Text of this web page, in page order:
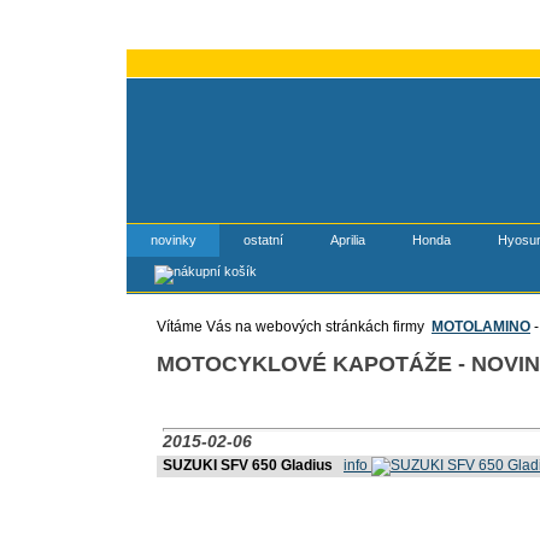
novinky ostatní Aprilia Honda
Vítáme Vás na webových stránkách firmy MOTOLAMINO
MOTOCYKLOVÉ KAPOTÁŽE -
2015-02-06
SUZUKI SFV 650 Gladius info